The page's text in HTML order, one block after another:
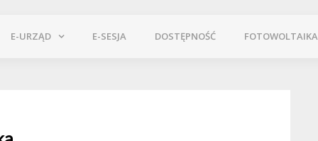
E-URZĄD E-SESJA DOSTĘPNOŚĆ FOTOWOLTAIKA